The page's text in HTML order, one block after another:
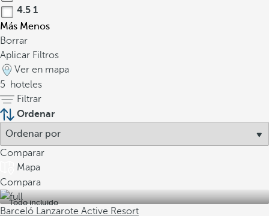
4.5 1
Más Menos
Borrar
Aplicar Filtros
Ver en mapa
5
hoteles
Filtrar
Ordenar
Comparar
Mapa
Compara
Todo incluido
Barceló Lanzarote Active Resort